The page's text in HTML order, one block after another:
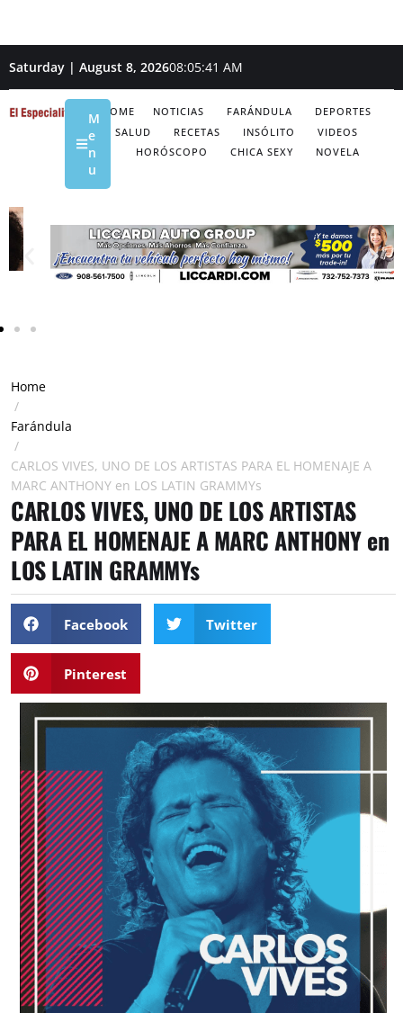
Saturday | August 8, 202608:05:42 AM
HOME NOTICIAS FARÁNDULA
DEPORTES
SALUD
RECETAS INSÓLITO
VIDEOS
HORÓSCOPO
CHICA SEXY NOVELA
M
e
n
u
Home
/
Farándula
/
CARLOS VIVES, UNO DE LOS ARTISTAS PARA EL HOMENAJE A
MARC ANTHONY en LOS LATIN GRAMMYs
CARLOS VIVES, UNO DE LOS ARTISTAS
PARA EL HOMENAJE A MARC ANTHONY en
LOS LATIN GRAMMYs
Facebook Twitter
Pinterest